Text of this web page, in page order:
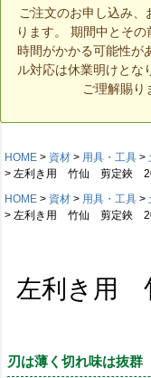
ご注文のお申し込み
ります。 期間中とそ
時間がかかる可能性が
ル対応は休業明けとな
ご理解賜り
HOME 資材 用具・工具
左利き用 竹仙 剪定鋏
HOME
資材 用具・工具
左利き用 竹仙 剪定鋏
左利き用
刃は薄く切れ味は抜群